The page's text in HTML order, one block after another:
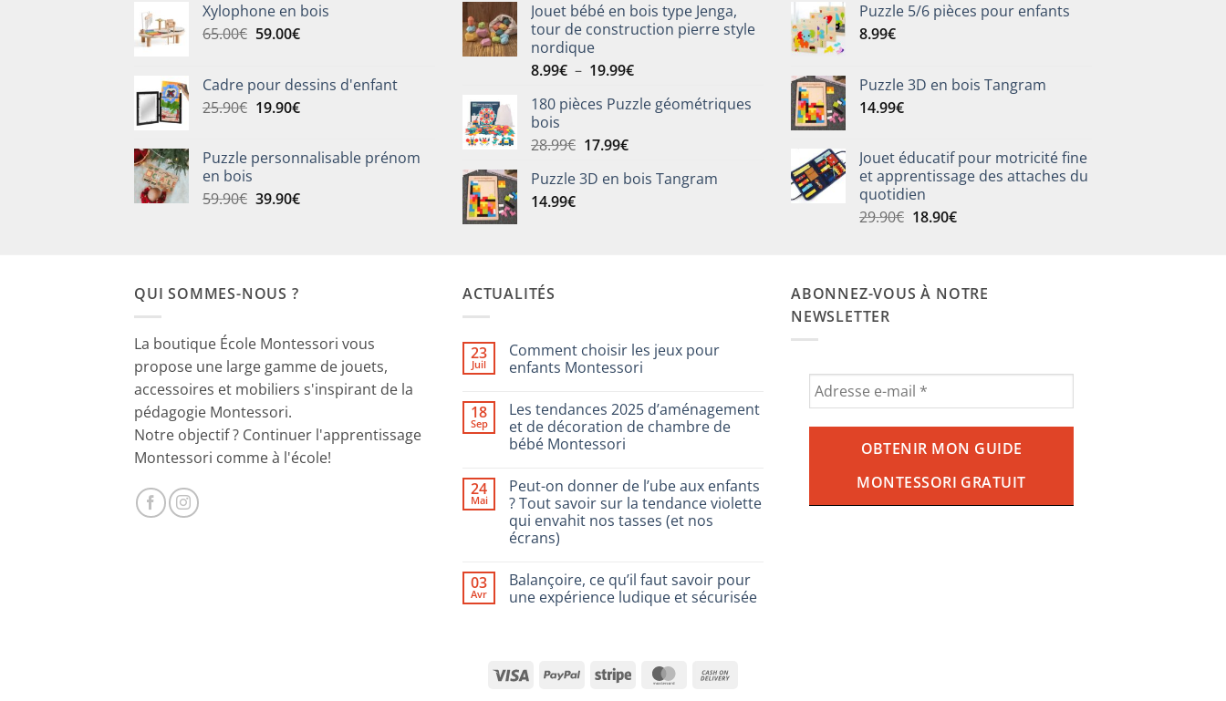
Xylophone en bois
65.00€ Le
était :
65.00€.
59.00€Le
est :
59.00€.
Cadre pour dessins d'enfant
25.90€ Le
était :
19.90€Le
est :
Puzzle personnalisable prénom
en bois
59.90€ Le
39.90€Le
Jouet bébé en bois type Jenga,
tour de construction pierre style
nordique
8.99€ – 19.99€Plage
prix :
180 pièces Puzzle géométriques
bois
28.99€ Le
initial
17.99€Le
actuel
Puzzle 3D en bois Tangram
14.99€
Puzzle 5/6 pièces pour enfants
8.99€
Puzzle 3D en bois Tangram
14.99€
Jouet éducatif pour motricité fine
et apprentissage des attaches du
quotidien
29.90€ Le
29.90€.
18.90€Le
18.90€.
QUI SOMMES-NOUS ?
La boutique École Montessori vous
propose une large gamme de jouets,
accessoires et mobiliers s'inspirant de la
pédagogie Montessori.
Notre objectif ? Continuer l'apprentissage
Montessori comme à l'école!
ACTUALITÉS
23
Juil
Comment choisir les jeux pour
enfants Montessori
sur
Comment
choisir
les
enfants
Montessori
18
Sep
Les tendances 2025 d’aménagement
et de décoration de chambre de
bébé Montessori
sur
Les
tendances
2025
d’aménagement
et
de
chambre
de
24
Mai
Peut-on donner de l’ube aux enfants
? Tout savoir sur la tendance violette
qui envahit nos tasses (et nos
écrans)
sur
Peut-
on
?
Tout
03
Avr
Balançoire, ce qu’il faut savoir pour
une expérience ludique et sécurisée
qu’il
faut
ABONNEZ-VOUS À NOTRE
NEWSLETTER
Visa PayPal Stripe MasterCard